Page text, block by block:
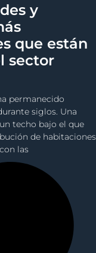
y
que están
sector
permanecido
siglos. Una
techo bajo el que
de habitaciones
las